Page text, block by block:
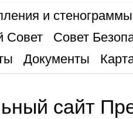
и стенограммы
Совет
Совет
Документы
сайт